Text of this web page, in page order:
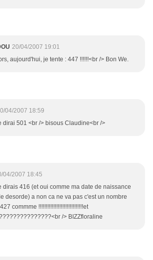
20/04/2007 19:01
aujourd'hui, je tente : 447 !!!!!!<br /> Bon We.
04/2007 18:59
dirai 501 <br /> bisous Claudine<br />
04/2007 18:45
dirais 416 (et oui comme ma date de naissance
desorde) a non ca ne va pas c'est un nombre
commme !!!!!!!!!!!!!!!!!!!!!!!!!!!!!!et
/> BIZZfloraline